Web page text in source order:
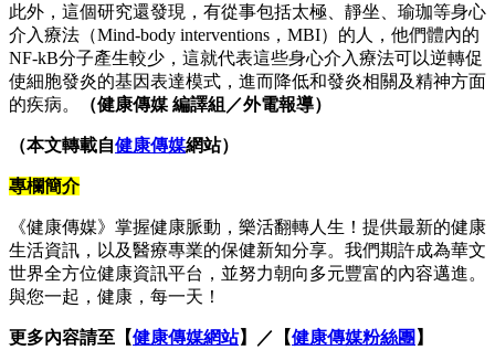
此外，這個研究還發現，有從事包括太極、靜坐、瑜珈等身心
介入療法（Mind-body interventions，MBI）的人，他們體內的
NF-kB分子產生較少，這就代表這些身心介入療法可以逆轉促
使細胞發炎的基因表達模式，進而降低和發炎相關及精神方面
的疾病。
（健康傳媒 編譯組／外電報導）
（本文轉載自健康傳媒網站）
專欄簡介
《健康傳媒》掌握健康脈動，樂活翻轉人生！提供最新的健康
生活資訊，以及醫療專業的保健新知分享。我們期許成為華文
世界全方位健康資訊平台，並努力朝向多元豐富的內容邁進。
與您一起，健康，每一天！
更多內容請至【健康傳媒網站】／【健康傳媒粉絲團 】